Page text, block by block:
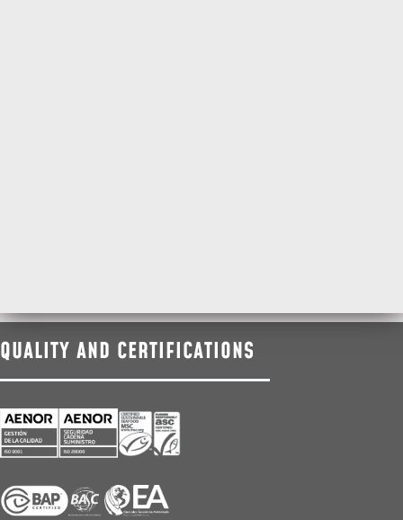
QUALITY AND CERTIFICATIONS